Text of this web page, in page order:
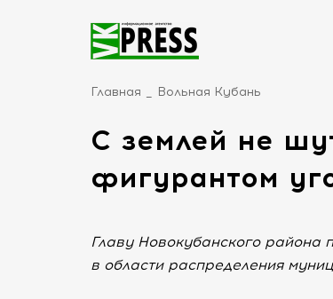
Главная Вольная Кубань
С землей не
фигурантом
Главу Новокубанского
в области распределения